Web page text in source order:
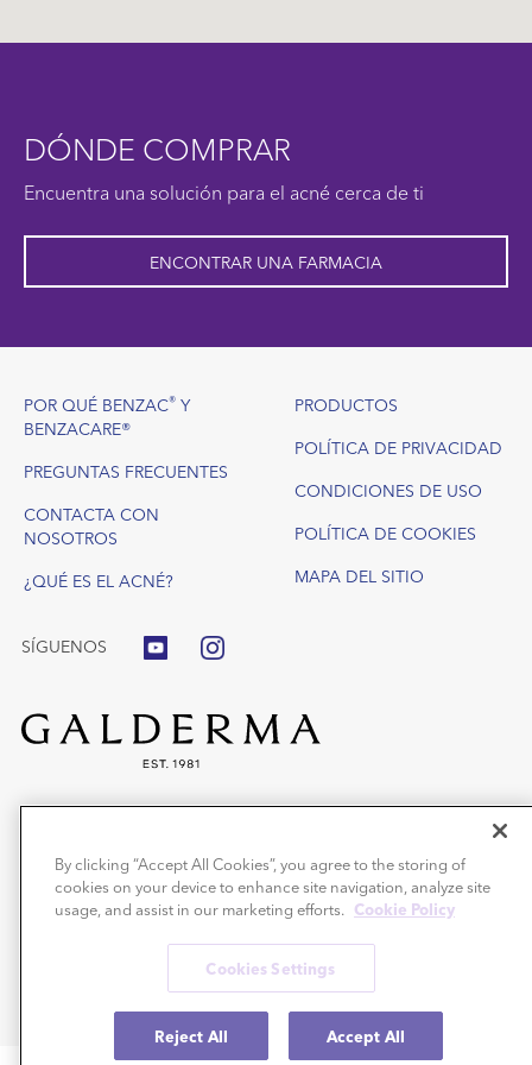
DÓNDE COMPRAR
Encuentra una solución para el acné cerca de ti
ENCONTRAR UNA FARMACIA
Footer
POR QUÉ BENZAC® Y
BENZACARE®
PREGUNTAS FRECUENTES
CONTACTA CON
NOSOTROS
¿QUÉ ES EL ACNÉ?
PRODUCTOS
POLÍTICA DE PRIVACIDAD
CONDICIONES DE USO
POLÍTICA DE COOKIES
MAPA DEL SITIO
SÍGUENOS
Gel o Wash gel: Medicamentos no sujetos a prescripción médica
veces al día, según tolerancia.
Precauciones: Puede decolorar el cabello y tejidos. Leer el prospecto. En
caso de duda o persistencia de los síntomas consultar a un
son productos cosméticos.
y Benzacare® son unas marcas registradas de Galderma S.A.
Copyright © 2019 Galderma S.A © 2026 Todos los derechos reservados.
By clicking “Accept All Cookies”, you agree to the storing of
cookies on your device to enhance site navigation, analyze site
usage, and assist in our marketing efforts. Cookie Policy
Cookies Settings
Reject All Accept All